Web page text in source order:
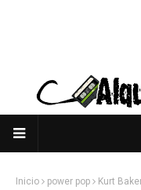
Inicio power pop Kurt